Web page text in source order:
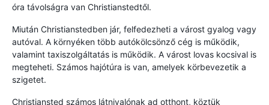
óra távolságra van Christianstedtől.
Miután Christianstedben jár, felfedezheti a várost gyalog vagy
autóval. A környéken több autókölcsönző cég is működik,
valamint taxiszolgáltatás is működik. A várost lovas kocsival is
megteheti. Számos hajótúra is van, amelyek körbevezetik a
szigetet.
Christiansted számos látnivalónak ad otthont, köztük